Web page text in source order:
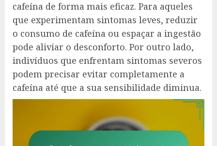
cafeína de forma mais eficaz. Para aqueles
que experimentam sintomas leves, reduzir
o consumo de cafeína ou espaçar a ingestão
pode aliviar o desconforto. Por outro lado,
indivíduos que enfrentam sintomas severos
podem precisar evitar completamente a
cafeína até que a sua sensibilidade diminua.